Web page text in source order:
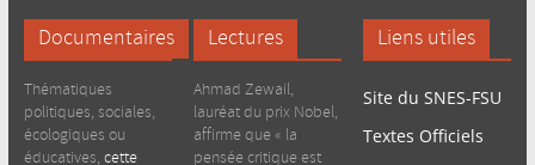
Documentaires
Thématiques
politiques, sociales,
écologiques ou
éducatives, cette
Lectures
Ahmad Zewail,
lauréat du prix Nobel,
affirme que « la
pensée critique est
Liens utiles
Site du SNES-FSU
Textes Officiels